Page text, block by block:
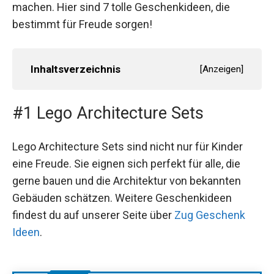
machen. Hier sind 7 tolle Geschenkideen, die
bestimmt für Freude sorgen!
Inhaltsverzeichnis [Anzeigen]
#1 Lego Architecture Sets
Lego Architecture Sets sind nicht nur für Kinder
eine Freude. Sie eignen sich perfekt für alle, die
gerne bauen und die Architektur von bekannten
Gebäuden schätzen. Weitere Geschenkideen
findest du auf unserer Seite über Zug Geschenk
Ideen.